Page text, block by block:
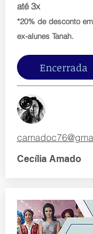
até 3x
*20% de desconto
ex-alunes Tanah.
Encerrada
Cecília Amado